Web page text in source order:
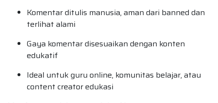
Komentar ditulis manusia, aman dari banned dan
terlihat alami
Gaya komentar disesuaikan dengan konten
edukatif
Ideal untuk guru online, komunitas belajar, atau
content creator edukasi